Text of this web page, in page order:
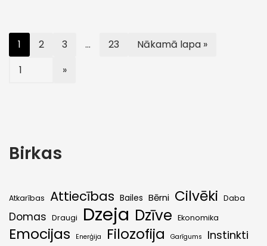
1 2 3 … 23 Nākamā lapa »
Birkas
Atkarības Attiecības Bailes Bērni Cilvēki Daba
Domas Draugi Dzeja Dzīve Ekonomika
Emocijas Enerģija Filozofija Garīgums Instinkti